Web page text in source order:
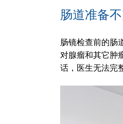
肠道准备
肠镜检查前的肠
对腺瘤和其它肿
话，医生无法完